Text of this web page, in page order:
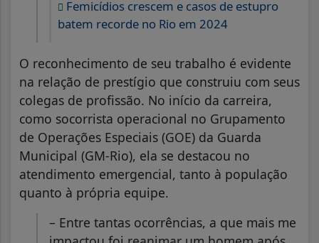
Femicídios crescem e casos de estupro
batem recorde no Rio em 2024
O reconhecimento de seu trabalho é evidente
na relação de prestígio que construiu com seus
colegas de profissão. No início da carreira,
como socorrista operacional no Grupamento
de Operações Especiais (GOE) da Guarda
Municipal (GM-Rio), ela se destacou no
atendimento emergencial, tanto à população
quanto à própria equipe.
– Entre tantas ocorrências, a que mais me